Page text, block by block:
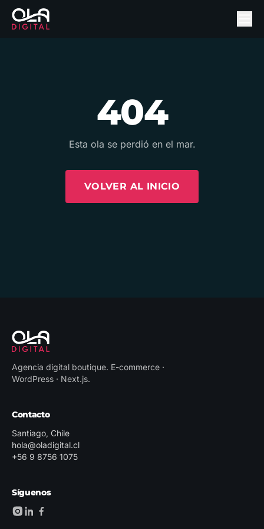
404
Esta ola se perdió en el mar.
VOLVER AL INICIO
Agencia digital boutique. E-commerce ·
WordPress · Next.js.
Contacto
Santiago, Chile
hola@oladigital.cl
+56 9 8756 1075
Síguenos